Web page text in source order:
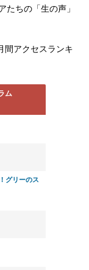
たちの「生の声」
間アクセスランキ
ム
グリーのス